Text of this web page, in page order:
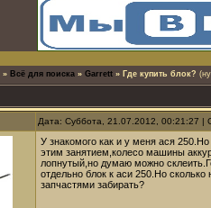
» Всё для поиска » Garrett » Где купить блок?
Дата: Суббота, 21.07.2012, 00:21:27
У знакомого как и у меня ася
этим занятием,колесо машины
лопнутый,но думаю можно
отдельно блок к аси 250.Но
запчастями забирать?